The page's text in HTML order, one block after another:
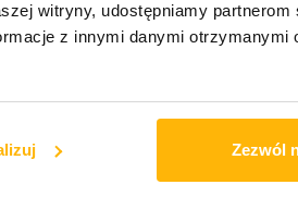
witryny, udostępniamy partnerom
z innymi danymi otrzymanymi
Zezwól